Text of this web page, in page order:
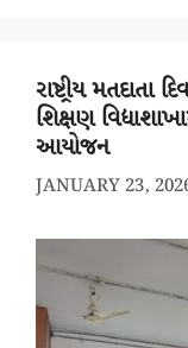
રાષ્ટ્રીય મતદાતા
શિક્ષણ
આયોજન
JANUARY 23,